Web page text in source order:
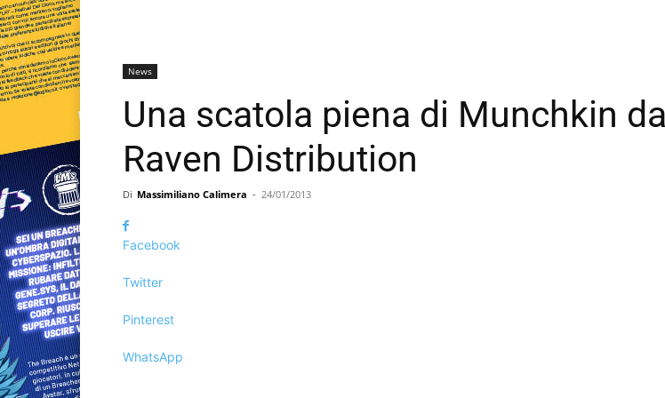
News
Una scatola piena di Munchkin da
Raven Distribution
Di Massimiliano Calimera - 24/01/2013
Facebook
Twitter
Pinterest
WhatsApp